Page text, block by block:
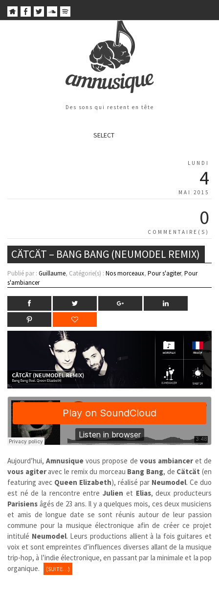
Des sons qui restent en tête
SELECT
LUNDI
4
MAI 2015
0
COMMENTAIRE(S)
CÄTCÄT – BANG BANG (NEUMODEL REMIX)
Publié par : Guillaume, Catégorie(s) : Nos morceaux, Pour s'agiter, Pour
s'ambiancer
Aujourd’hui,Amnusique vous propose de vous ambianceret de
vous agiteravec le remix du morceau Bang Bang, de Cätcät (en
featuring avec Queen Elizabeth), réalisé par Neumodel. Ce duo
est né de la rencontre entreJulien et Elias, deux producteurs
Parisiens âgés de 23 ans. Il y a quelques mois, ces deux musiciens
et amis de longue date se sont réunis autour de leur passion
commune pour la musique électronique afin de créer ce projet
intitulé Neumodel. Leurs productions allient à la fois guitares et
voix et sont empreintes d’influences diverses allant de la musique
trip-hop, à l’indie électronique, en passant par la minimale et la pop
organique.
(SUITE…)